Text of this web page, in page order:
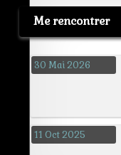
Me rencontrer
30 Mai 2026
11 Oct 2025